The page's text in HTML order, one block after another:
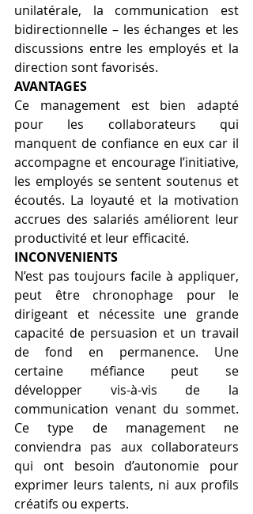
unilatérale, la communication est
bidirectionnelle – les échanges et les
discussions entre les employés et la
direction sont favorisés.
AVANTAGES
Ce management est bien adapté
pour les collaborateurs qui
manquent de confiance en eux car il
accompagne et encourage l’initiative,
les employés se sentent soutenus et
écoutés. La loyauté et la motivation
accrues des salariés améliorent leur
productivité et leur efficacité.
INCONVENIENTS
N’est pas toujours facile à appliquer,
peut être chronophage pour le
dirigeant et nécessite une grande
capacité de persuasion et un travail
de fond en permanence. Une
certaine méfiance peut se
développer vis-à-vis de la
communication venant du sommet.
Ce type de management ne
conviendra pas aux collaborateurs
qui ont besoin d’autonomie pour
exprimer leurs talents, ni aux profils
créatifs ou experts.